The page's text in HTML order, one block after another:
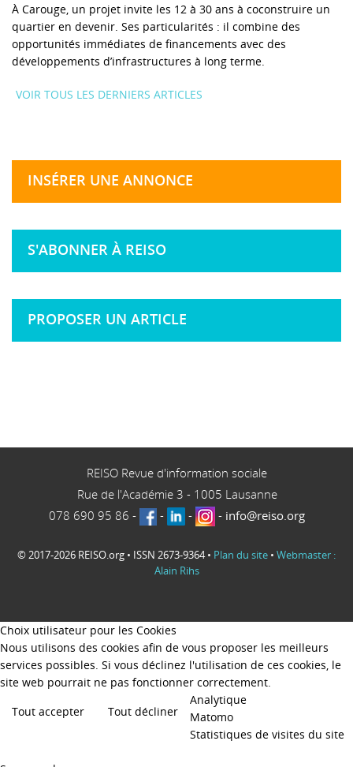
À Carouge, un projet invite les 12 à 30 ans à coconstruire un
quartier en devenir. Ses particularités : il combine des
opportunités immédiates de financements avec des
développements d’infrastructures à long terme.
VOIR TOUS LES DERNIERS ARTICLES
INSÉRER UNE ANNONCE
S'ABONNER À REISO
PROPOSER UN ARTICLE
REISO Revue d'information sociale
Rue de l'Académie 3 - 1005 Lausanne
078 690 95 86 - - - - info@reiso.org
© 2017-2026 REISO.org • ISSN 2673-9364 • Plan du site • Webmaster :
Alain Rihs
Choix utilisateur pour les Cookies
Nous utilisons des cookies afin de vous proposer les meilleurs
services possibles. Si vous déclinez l'utilisation de ces cookies, le
site web pourrait ne pas fonctionner correctement.
Tout accepter
Tout décliner
Analytique
Matomo
Statistiques de visites du site